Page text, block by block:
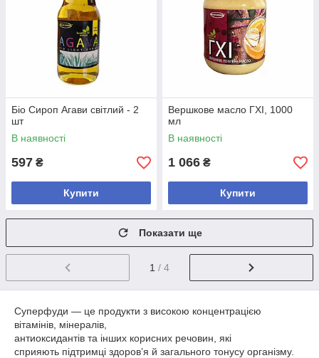
Біо Сироп Агави світлий - 2
шт
В наявності
597 ₴
Купити
Вершкове масло ГХІ, 1000
мл
В наявності
1 066 ₴
Купити
Показати ще
1 / 4
Суперфуди — це продукти з високою концентрацією
вітамінів, мінералів,
антиоксидантів та інших корисних речовин, які
сприяють підтримці здоров’я й загального тонусу організму.